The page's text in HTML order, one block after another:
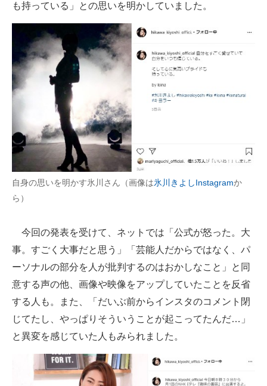
も持っている」との思いを明かしていました。
自身の思いを明かす氷川さん（画像は氷川きよしInstagramか
ら）
今回の発表を受けて、ネットでは「公式が怒った。大
事。すごく大事だと思う」「芸能人だからではなく、パ
ーソナルの部分を人が批判するのはおかしなこと」と同
意する声の他、画像や映像をアップしていたことを反省
する人も。また、「だいぶ前からインスタのコメント閉
じてたし、やっぱりそういうことが起こってたんだ…」
と異変を感じていた人もみられました。